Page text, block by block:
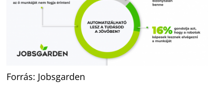
Forrás: Jobsgarden